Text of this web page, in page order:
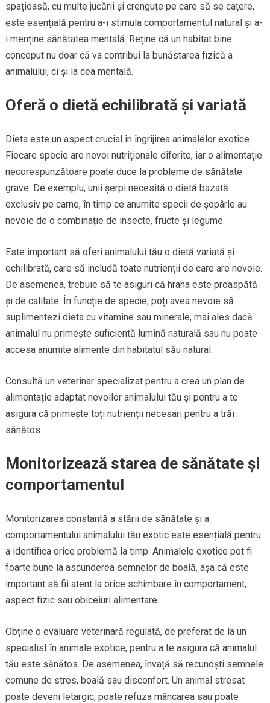
spațioasă, cu multe jucării și crenguțe pe care să se cațere,
este esențială pentru a-i stimula comportamentul natural și a-
i menține sănătatea mentală. Reține că un habitat bine
conceput nu doar că va contribui la bunăstarea fizică a
animalului, ci și la cea mentală.
Oferă o dietă echilibrată și variată
Dieta este un aspect crucial în îngrijirea animalelor exotice.
Fiecare specie are nevoi nutriționale diferite, iar o alimentație
necorespunzătoare poate duce la probleme de sănătate
grave. De exemplu, unii șerpi necesită o dietă bazată
exclusiv pe carne, în timp ce anumite specii de șopârle au
nevoie de o combinație de insecte, fructe și legume.
Este important să oferi animalului tău o dietă variată și
echilibrată, care să includă toate nutrienții de care are nevoie.
De asemenea, trebuie să te asiguri că hrana este proaspătă
și de calitate. În funcție de specie, poți avea nevoie să
suplimentezi dieta cu vitamine sau minerale, mai ales dacă
animalul nu primește suficientă lumină naturală sau nu poate
accesa anumite alimente din habitatul său natural.
Consultă un veterinar specializat pentru a crea un plan de
alimentație adaptat nevoilor animalului tău și pentru a te
asigura că primește toți nutrienții necesari pentru a trăi
sănătos.
Monitorizează starea de sănătate și
comportamentul
Monitorizarea constantă a stării de sănătate și a
comportamentului animalului tău exotic este esențială pentru
a identifica orice problemă la timp. Animalele exotice pot fi
foarte bune la ascunderea semnelor de boală, așa că este
important să fii atent la orice schimbare în comportament,
aspect fizic sau obiceiuri alimentare.
Obține o evaluare veterinară regulată, de preferat de la un
specialist în animale exotice, pentru a te asigura că animalul
tău este sănătos. De asemenea, învață să recunoști semnele
comune de stres, boală sau disconfort. Un animal stresat
poate deveni letargic, poate refuza mâncarea sau poate